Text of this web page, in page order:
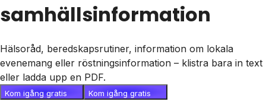
samhällsinformation
Hälsoråd, beredskapsrutiner, information om lokala
evenemang eller röstningsinformation – klistra bara in text
eller ladda upp en PDF.
Kom igång gratis Kom igång gratis